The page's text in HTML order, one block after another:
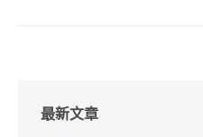
最新文章